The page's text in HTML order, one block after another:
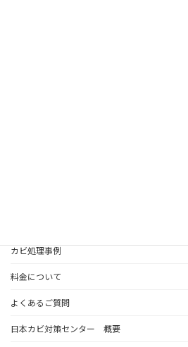
カビ処理事例
料金について
よくあるご質問
日本カビ対策センター 概要